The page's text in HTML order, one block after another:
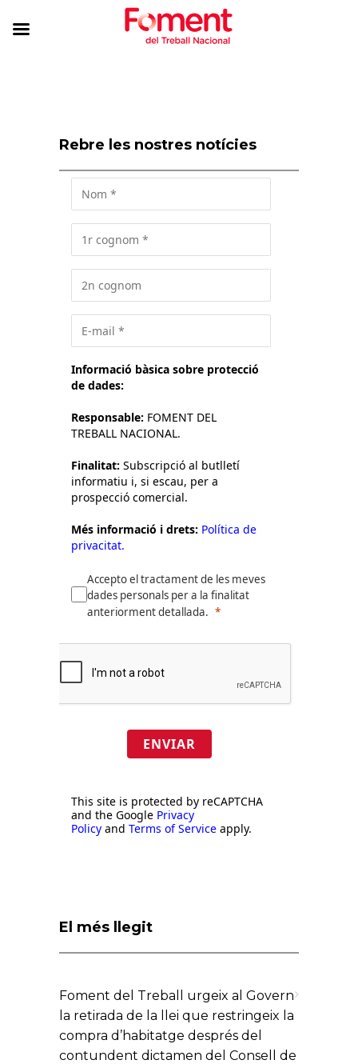
Rebre les nostres notícies
Informació bàsica sobre protecció
de dades:
Responsable: FOMENT DEL
TREBALL NACIONAL.
Finalitat: Subscripció al butlletí
informatiu i, si escau, per a
prospecció comercial.
Més informació i drets: Política de
privacitat.
Accepto el tractament de les meves
dades personals per a la finalitat
anteriorment detallada.
ENVIAR
This site is protected by reCAPTCHA
and the Google Privacy
Policy and Terms of Service apply.
El més llegit
Foment del Treball urgeix al Govern
la retirada de la llei que restringeix la
compra d’habitatge després del
contundent dictamen del Consell de